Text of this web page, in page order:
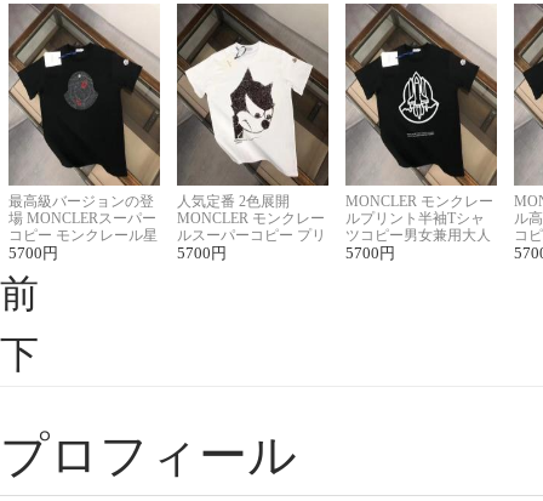
最高級バージョンの登
場 MONCLERスーパー
コピー モンクレール星
座半袖Tシャツ
5700 円
人気定番 2色展開
MONCLER モンクレー
ルスーパーコピー プリ
ント半袖Tシャツ
5700 円
MONCLER モンクレー
ルプリント半袖Tシャ
ツコピー男女兼用大人
可愛い春夏コーデ
5700 円
ル
コ
ィ
前
下
プロフィール